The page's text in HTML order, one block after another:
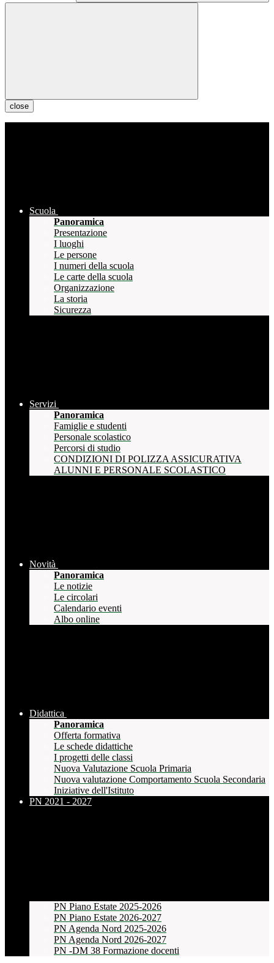
close
Scuola
Panoramica
Presentazione
I luoghi
Le persone
I numeri della scuola
Le carte della scuola
Organizzazione
La storia
Sicurezza
Servizi
Panoramica
Famiglie e studenti
Personale scolastico
Percorsi di studio
CONDIZIONI DI POLIZZA ASSICURATIVA
ALUNNI E PERSONALE SCOLASTICO
Novità
Panoramica
Le notizie
Le circolari
Calendario eventi
Albo online
Didattica
Panoramica
Offerta formativa
Le schede didattiche
I progetti delle classi
Nuova Valutazione Scuola Primaria
Nuova valutazione Comportamento Scuola Secondaria
Iniziative dell'Istituto
PN 2021 - 2027
PN Piano Estate 2025-2026
PN Piano Estate 2026-2027
PN Agenda Nord 2025-2026
PN Agenda Nord 2026-2027
PN -DM 38 Formazione docenti